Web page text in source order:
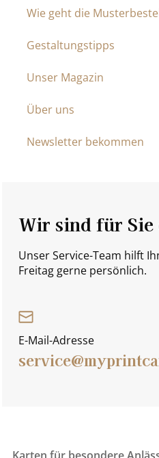
Wie geht die
Gestaltungstipps
Unser Magazin
Über uns
Newsletter bekommen
Wir sind für Sie
Unser Service-Team hilft
Freitag gerne persönlich.
E-Mail-Adresse
Karten für besondere